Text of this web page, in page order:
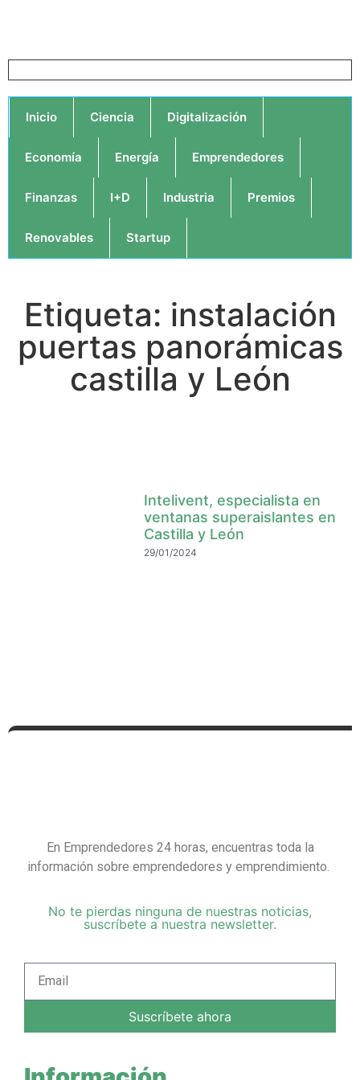
Inicio Ciencia Digitalización
Economía Energía Emprendedores
Finanzas I+D Industria Premios
Renovables Startup
Etiqueta: instalación
puertas panorámicas
castilla y León
Intelivent, especialista en
ventanas superaislantes en
Castilla y León
29/01/2024
En Emprendedores 24 horas, encuentras toda la
información sobre emprendedores y emprendimiento.
No te pierdas ninguna de nuestras noticias,
suscríbete a nuestra newsletter.
Suscríbete ahora